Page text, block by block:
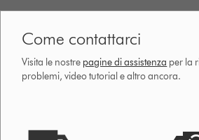
Come contattarci
Visita le nostre pagine di assistenza per la
problemi, video tutorial e altro ancora.